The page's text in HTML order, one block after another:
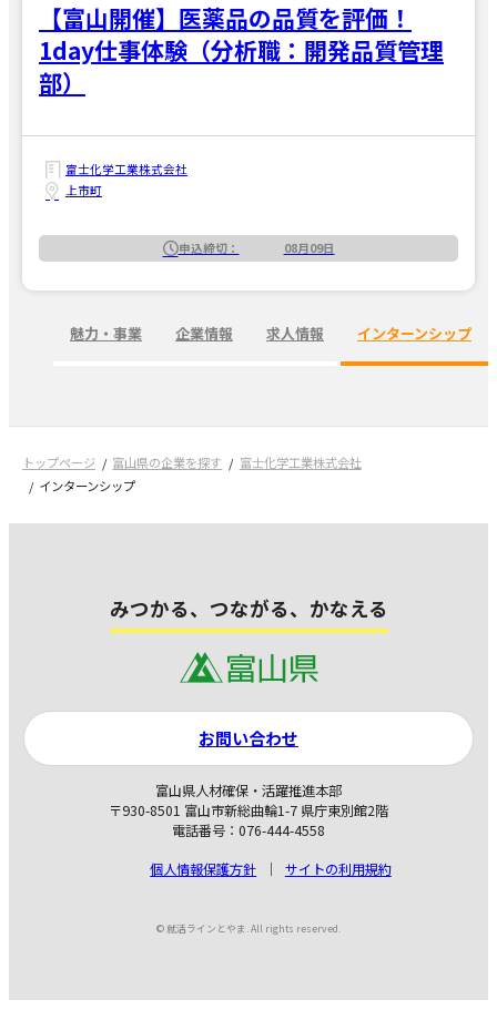
【富山開催】医薬品の品質を評価！
1day仕事体験（分析職：開発品質管理
部）
富士化学工業株式会社
上市町
申込締切： 08月09日
魅力・事業 企業情報 求人情報 インターンシップ
トップページ 富山県の企業を探す
富士化学工業株式会社
インターンシップ
みつかる、つながる、かなえる
富山県人材確保・活躍推進本部
〒930-8501 富山市新総曲輪1-7 県庁東別館2階
電話番号：076-444-4558
個人情報保護方針
サイトの利用規約
お問い合わせ
© 就活ラインとやま. All rights reserved.